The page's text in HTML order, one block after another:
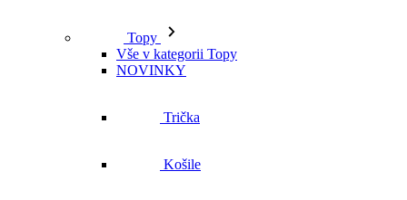
Topy
Vše v kategorii Topy
NOVINKY
Trička
Košile